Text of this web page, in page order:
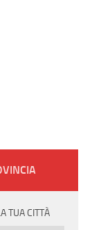
TUA CITTÀ